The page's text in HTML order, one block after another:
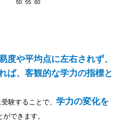
度や平均点に左右されず、
ば、客観的な学力の指標と
験することで、 学力の変化を
ができます。